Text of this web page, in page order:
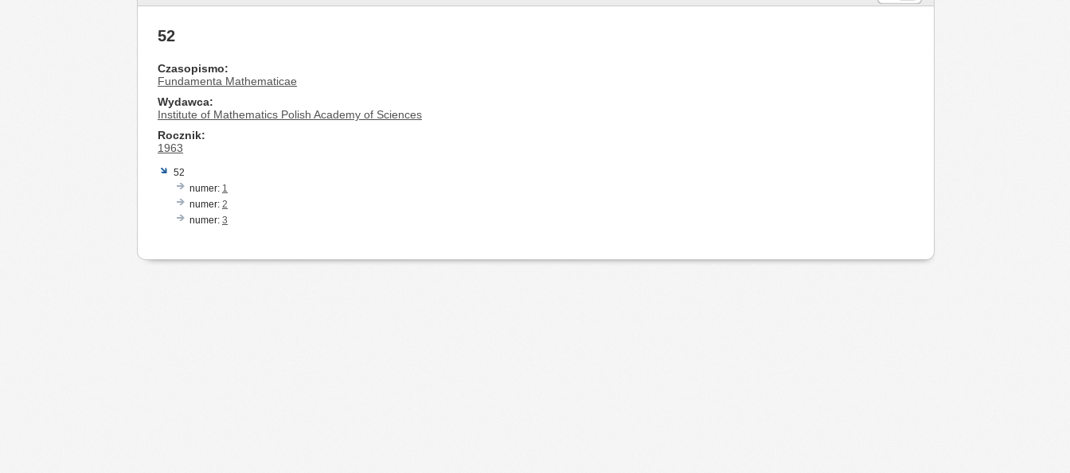
52
Czasopismo
Fundamenta Mathematicae
Wydawca
Institute of Mathematics Polish Academy of Sciences
Rocznik
1963
52
numer: 1
numer: 2
numer: 3